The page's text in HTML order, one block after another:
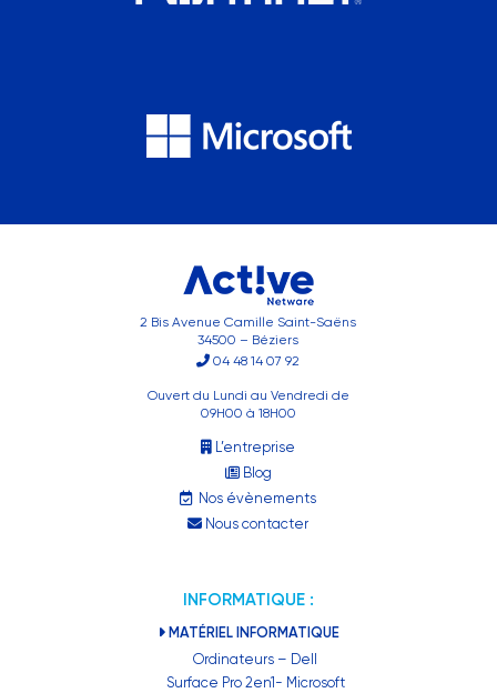
2 Bis Avenue Camille Saint-Saëns
34500 – Béziers
04 48 14 07 92
Ouvert du Lundi au Vendredi de
09H00 à 18H00
L’entreprise
Blog
Nos évènements
Nous contacter
INFORMATIQUE :
MATÉRIEL INFORMATIQUE
Ordinateurs – Dell
Surface Pro 2en1- Microsoft